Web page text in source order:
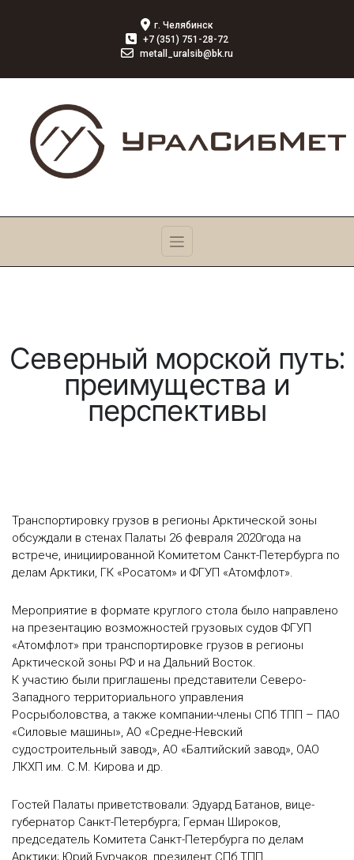
г. Челябинск
+7 (351) 751-28-72
metall_uralsib@bk.ru
Северный морской путь:
преимущества и
перспективы
Транспортировку грузов в регионы Арктической зоны
обсуждали в стенах Палаты 26 февраля 2020года на
встрече, инициированной Комитетом Санкт-Петербурга по
делам Арктики, ГК «Росатом» и ФГУП «Атомфлот».
Мероприятие в формате круглого стола было направлено
на презентацию возможностей грузовых судов ФГУП
«Атомфлот» при транспортировке грузов в регионы
Арктической зоны РФ и на Дальний Восток.
К участию были приглашены представители Северо-
Западного территориального управления
Росрыболовства, а также компании-члены СПб ТПП – ПАО
«Силовые машины», АО «Средне-Невский
судостроительный завод», АО «Балтийский завод», ОАО
ЛКХП им. С.М. Кирова и др.
Гостей Палаты приветствовали: Эдуард Батанов, вице-
губернатор Санкт-Петербурга; Герман Широков,
председатель Комитета Санкт-Петербурга по делам